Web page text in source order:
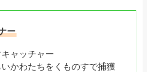
ー
キャッチャー
かわたちをくものすで捕獲